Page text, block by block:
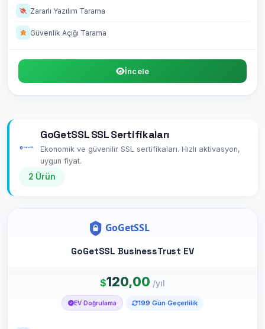
Zararlı Yazılım Tarama
Güvenlik Açığı Tarama
İncele
GoGetSSL SSL Sertifikaları
Ekonomik ve güvenilir SSL sertifikaları. Hızlı aktivasyon,
uygun fiyat.
2 Ürün
GoGetSSL BusinessTrust EV
$120,00 /yıl
EV Doğrulama 199 Gün Geçerlilik